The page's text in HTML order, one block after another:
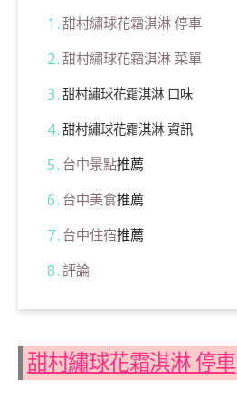
甜村繡球花霜淇淋 停車
甜村繡球花霜淇淋 菜單
甜村繡球花霜淇淋 口味
甜村繡球花霜淇淋 資訊
台中景點推薦
台中美食推薦
台中住宿推薦
評論
甜村繡球花霜淇淋 停車